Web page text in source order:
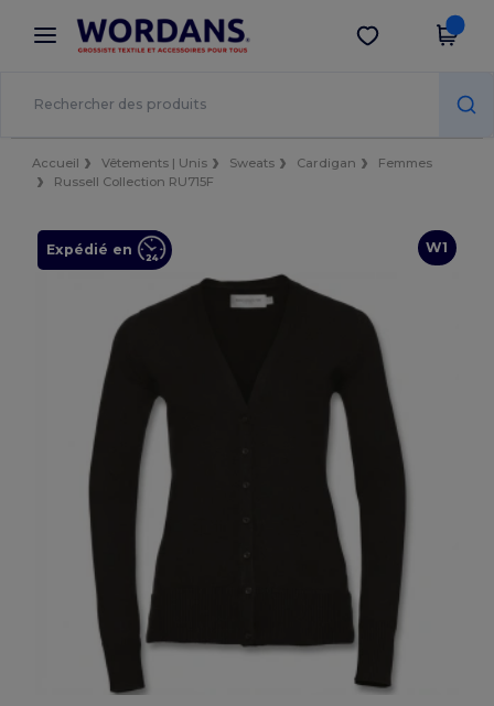
× Appli Wordans
Meilleurs prix sur l’app !
Obtenir l'appli
Accueil Vêtements | Unis Sweats Cardigan
Femmes
Russell Collection RU715F
W1
Expédié en